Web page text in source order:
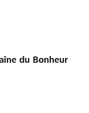
du Bonheur